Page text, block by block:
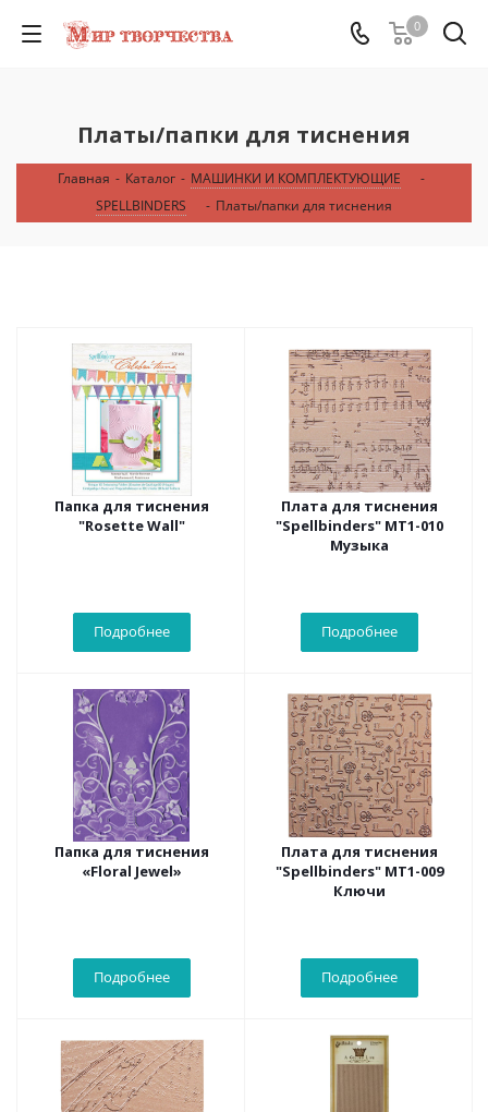
0
Платы/папки для тиснения
Главная - Каталог - МАШИНКИ И КОМПЛЕКТУЮЩИЕ
-
SPELLBINDERS
- Платы/папки для тиснения
Папка для тиснения
"Rosette Wall"
Подробнее
Плата для тиснения
"Spellbinders" MT1-010
Музыка
Подробнее
Папка для тиснения
«Floral Jewel»
Подробнее
Плата для тиснения
"Spellbinders" MT1-009
Ключи
Подробнее